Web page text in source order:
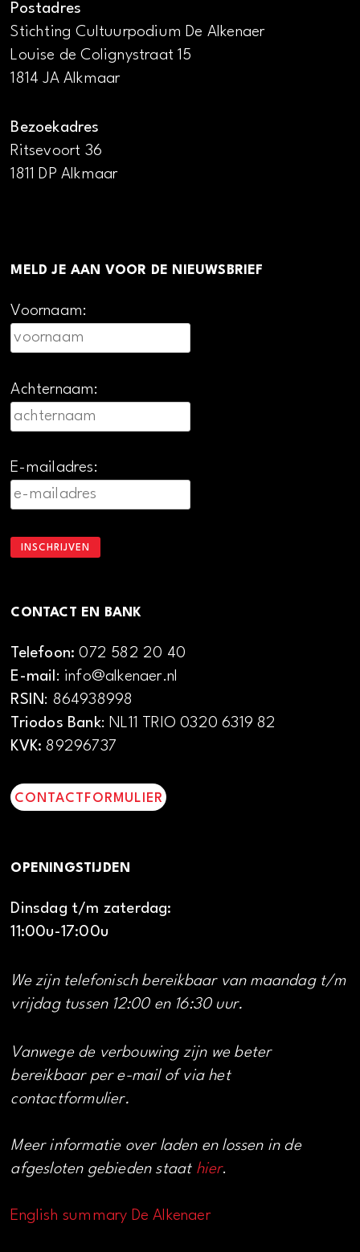
Postadres
Stichting Cultuurpodium De Alkenaer
Louise de Colignystraat 15
1814 JA Alkmaar
Bezoekadres
Ritsevoort 36
1811 DP Alkmaar
MELD JE AAN VOOR DE NIEUWSBRIEF
Voornaam:
Achternaam:
E-mailadres:
CONTACT EN BANK
Telefoon:072 582 20 40
E-mail : info@alkenaer.nl
RSIN : 864938998
Triodos Bank: NL11 TRIO 0320 6319 82
KVK: 89296737
CONTACTFORMULIER
OPENINGSTIJDEN
Dinsdag t/m zaterdag:
11:00u-17:00u
We zijn telefonisch bereikbaar van maandag t/m
vrijdag tussen 12:00 en 16:30 uur.
Vanwege de verbouwing zijn we beter
bereikbaar per e-mail of via het
contactformulier.
Meer informatie over laden en lossen in de
afgesloten gebieden staat hier.
English summary De Alkenaer